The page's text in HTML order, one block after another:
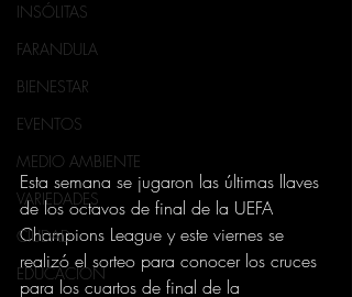
INSÓLITAS
FARANDULA
BIENESTAR
EVENTOS
MEDIO AMBIENTE
VARIEDADES
CIUDAD
EDUCACION
Esta semana se jugaron las últimas llaves
de los octavos de final de la UEFA
Champions League y este viernes se
realizó el sorteo para conocer los cruces
para los cuartos de final de la